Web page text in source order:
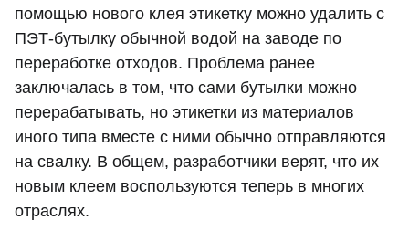
помощью нового клея этикетку можно удалить с
ПЭТ-бутылку обычной водой на заводе по
переработке отходов. Проблема ранее
заключалась в том, что сами бутылки можно
перерабатывать, но этикетки из материалов
иного типа вместе с ними обычно отправляются
на свалку. В общем, разработчики верят, что их
новым клеем воспользуются теперь в многих
отраслях.